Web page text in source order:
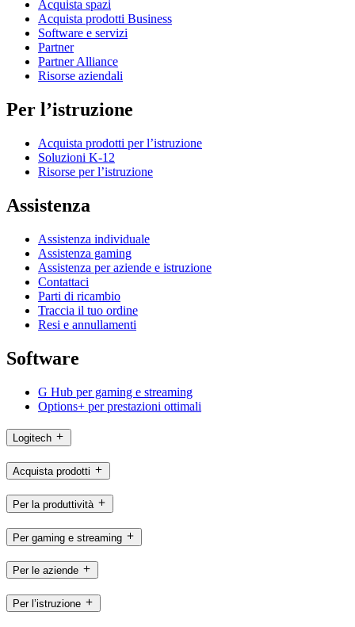
Acquista spazi
Acquista prodotti Business
Software e servizi
Partner
Partner Alliance
Risorse aziendali
Per l’istruzione
Acquista prodotti per l’istruzione
Soluzioni K-12
Risorse per l’istruzione
Assistenza
Assistenza individuale
Assistenza gaming
Assistenza per aziende e istruzione
Contattaci
Parti di ricambio
Traccia il tuo ordine
Resi e annullamenti
Software
G Hub per gaming e streaming
Options+ per prestazioni ottimali
Logitech
Acquista prodotti
Per la produttività
Per gaming e streaming
Per le aziende
Per l’istruzione